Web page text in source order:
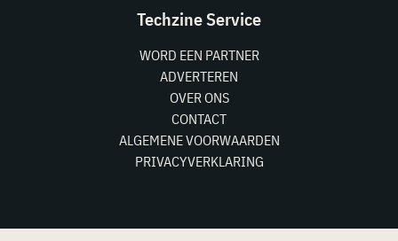
Techzine Service
WORD EEN PARTNER
ADVERTEREN
OVER ONS
CONTACT
ALGEMENE VOORWAARDEN
PRIVACYVERKLARING